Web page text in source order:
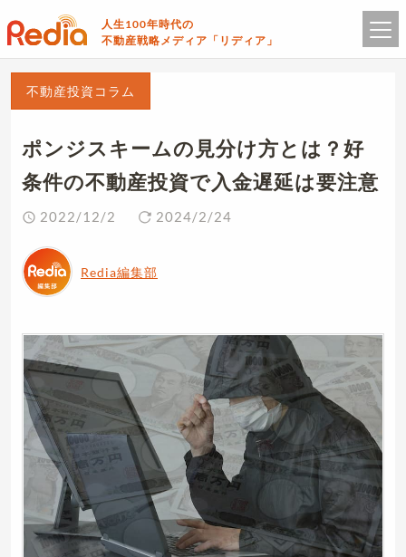
人生100年時代の
不動産戦略メディア「リディア」
不動産投資コラム
ポンジスキームの見分け方とは？好
条件の不動産投資で入金遅延は要注意
2022/12/2 2024/2/24
Redia編集部